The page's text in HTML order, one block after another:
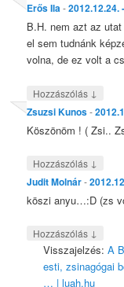
Erős Ila-2012.12.24.
B.H. nem azt az
el sem tudnánk
volna, de ez volt a
Hozzászólás ↓
Zsuzsi Kunos-
Köszönöm ! ( Zsi..
Hozzászólás ↓
Judit Molnár-
köszi anyu…:D (zs
Hozzászólás ↓
Visszajelzés:A
esti, zsinagógai
… | luah.hu